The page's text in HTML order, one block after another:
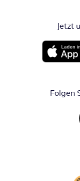
Jetzt
Öffnet in
Folgen